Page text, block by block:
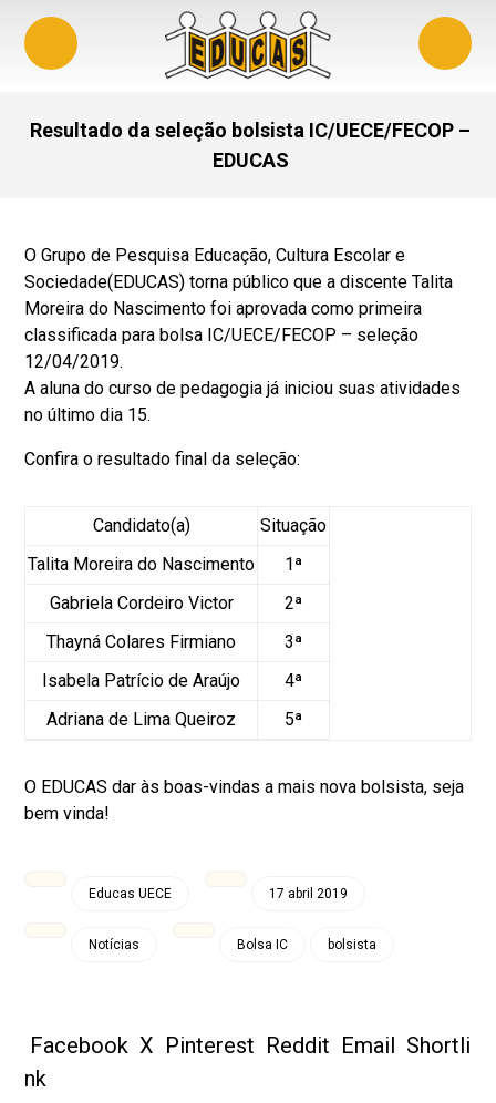
Resultado da seleção bolsista IC/UECE/FECOP –
EDUCAS
O Grupo de Pesquisa Educação, Cultura Escolar e
Sociedade(EDUCAS) torna público que a discente Talita
Moreira do Nascimento foi aprovada como primeira
classificada para bolsa IC/UECE/FECOP – seleção
12/04/2019.
A aluna do curso de pedagogia já iniciou suas atividades
no último dia 15.
Confira o resultado final da seleção:
Candidato(a)
Situação
Talita Moreira do Nascimento
1ª
Gabriela Cordeiro Victor
2ª
Thayná Colares Firmiano
3ª
Isabela Patrício de Araújo
4ª
Adriana de Lima Queiroz
5ª
O EDUCAS dar às boas-vindas a mais nova bolsista, seja
bem vinda!
Educas UECE 17 abril 2019
Notícias Bolsa IC bolsista
Facebook X Pinterest Reddit Email Shortli
nk